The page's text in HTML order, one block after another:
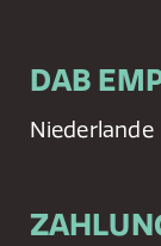
DAB
Niederlande